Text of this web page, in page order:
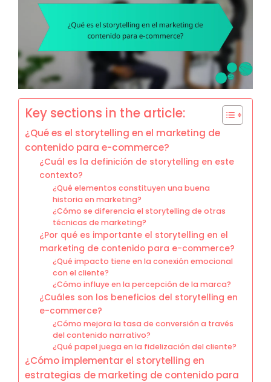
Key sections in the article:
¿Qué es el storytelling en el marketing de
contenido para e-commerce?
¿Cuál es la definición de storytelling en este
contexto?
¿Qué elementos constituyen una buena
historia en marketing?
¿Cómo se diferencia el storytelling de otras
técnicas de marketing?
¿Por qué es importante el storytelling en el
marketing de contenido para e-commerce?
¿Qué impacto tiene en la conexión emocional
con el cliente?
¿Cómo influye en la percepción de la marca?
¿Cuáles son los beneficios del storytelling en
e-commerce?
¿Cómo mejora la tasa de conversión a través
del contenido narrativo?
¿Qué papel juega en la fidelización del cliente?
¿Cómo implementar el storytelling en
estrategias de marketing de contenido para